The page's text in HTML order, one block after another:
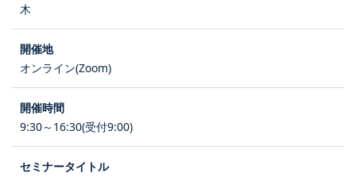
木
オンライン(Zoom)
9:30～16:30(受付9:00)